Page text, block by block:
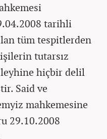
tarihli
tüm tespitlerden
tutarsız
hiçbir delil
Said ve
mahkemesine
29.10.2008